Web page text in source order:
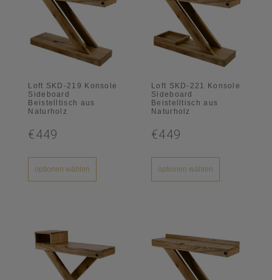
Loft SKD-219 Konsole
Sideboard
Beistelltisch aus
Naturholz
€449
optionen wählen
Loft SKD-221 Konsole
Sideboard
Beistelltisch aus
Naturholz
€449
optionen wählen